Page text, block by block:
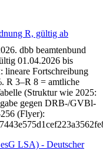
R, gültig ab
. dbb beamtenbund
01.04.2026 bis
lineare Fortschreibung
R 3–R 8 = amtliche
(Struktur wie 2025:
gegen DRB-/GVBl-
(Flyer):
LSA) - Deutscher